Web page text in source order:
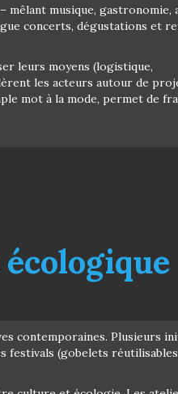
musique, gastronomie,
concerts, dégustations et
leurs moyens (logistique,
les acteurs autour de
mot à la mode, permet de
contemporaines. Plusieurs
festivals (gobelets